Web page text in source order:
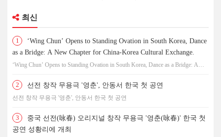
최신
1
‘Wing Chun’ Opens to Standing Ovation in South Korea, Dance
as a Bridge: A New Chapter for China-Korea Cultural Exchange.
‘Wing Chun’ Opens to Standing Ovation in South Korea, Dance as a Bridge: A
2 선전 창작 무용극 '영춘', 안동서 한국 첫 공연
선전 창작 무용극 '영춘', 안동서 한국 첫 공연
3
중국 선전(咏春) 오리지널 창작 무용극 '영춘(咏春)' 한국 첫
공연 성황리에 개최